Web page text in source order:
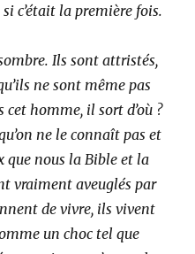
c’était la première fois.
Ils sont attristés,
ne sont même pas
cet homme, il sort d’où ?
ne le connaît pas et
que nous la Bible et la
vraiment aveuglés par
de vivre, ils vivent
un choc tel que